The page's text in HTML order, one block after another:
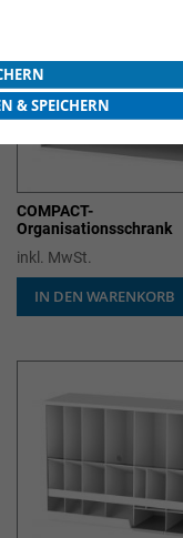
COMPACT-
Organisationsschrank
inkl. MwSt.
IN DEN WARENKORB
& SPEICHERN